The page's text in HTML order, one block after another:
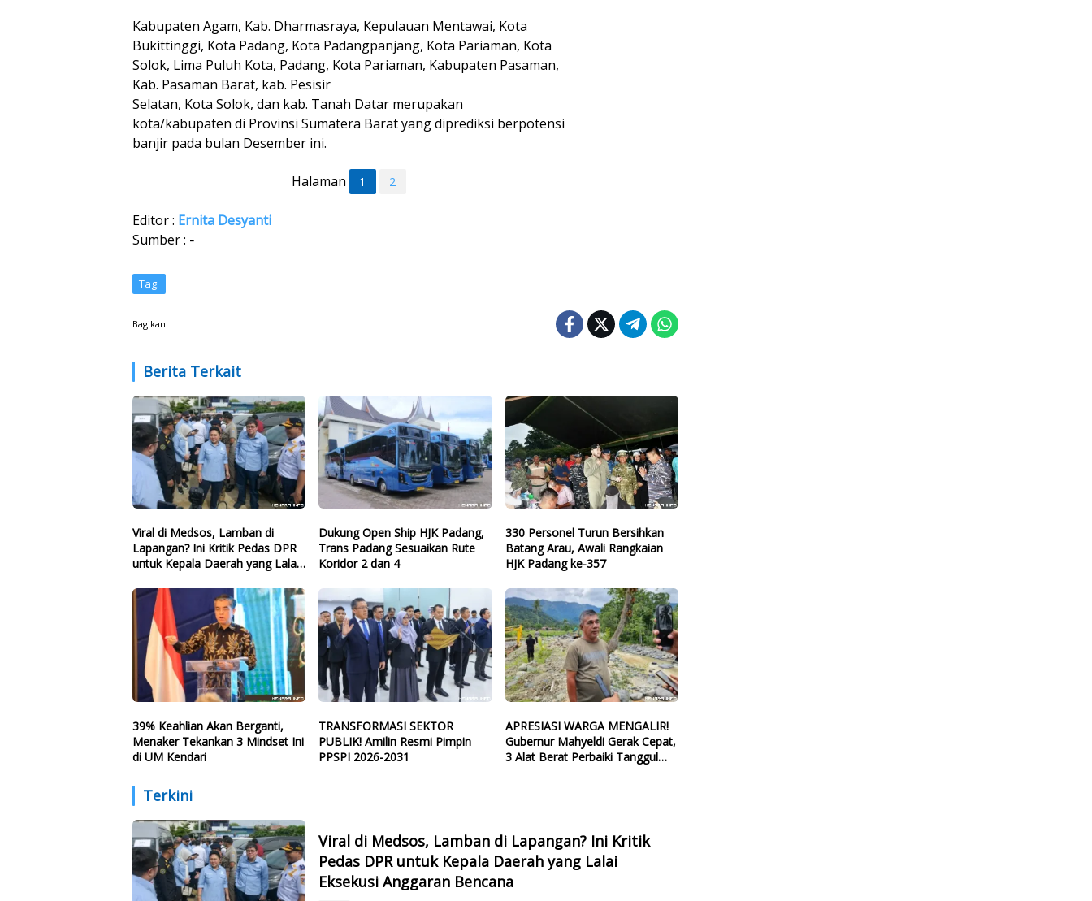
Kabupaten Agam, Kab. Dharmasraya, Kepulauan Mentawai, Kota
Bukittinggi, Kota Padang, Kota Padangpanjang, Kota Pariaman, Kota
Solok, Lima Puluh Kota, Padang, Kota Pariaman, Kabupaten Pasaman,
Kab. Pasaman Barat, kab. Pesisir
Selatan, Kota Solok, dan kab. Tanah Datar merupakan
kota/kabupaten di Provinsi Sumatera Barat yang diprediksi berpotensi
banjir pada bulan Desember ini.
Halaman 1 2
Editor : Ernita Desyanti
Sumber : -
Tag:
Bagikan
Berita Terkait
Viral di Medsos, Lamban di
Lapangan? Ini Kritik Pedas DPR
untuk Kepala Daerah yang Lalai
Dukung Open Ship HJK Padang,
Trans Padang Sesuaikan Rute
Koridor 2 dan 4
330 Personel Turun Bersihkan
Batang Arau, Awali Rangkaian
HJK Padang ke-357
39% Keahlian Akan Berganti,
Menaker Tekankan 3 Mindset Ini
di UM Kendari
TRANSFORMASI SEKTOR
PUBLIK! Amilin Resmi Pimpin
PPSPI 2026-2031
APRESIASI WARGA MENGALIR!
Gubernur Mahyeldi Gerak Cepat,
3 Alat Berat Perbaiki Tanggul
Terkini
Viral di Medsos, Lamban di Lapangan? Ini Kritik
Pedas DPR untuk Kepala Daerah yang Lalai
Eksekusi Anggaran Bencana